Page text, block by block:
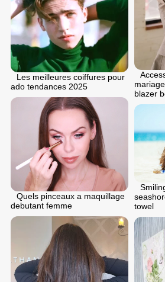
blazer
Les meilleures coiffures pour
ado tendances 2025
Quels pinceaux a maquillage
debutant femme
towel